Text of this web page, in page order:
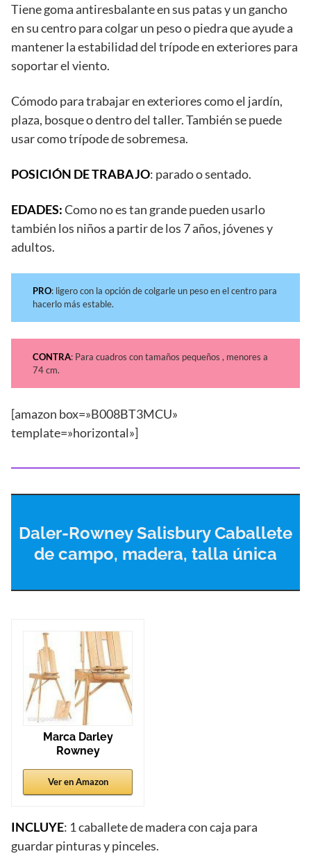
Tiene goma antiresbalante en sus patas y un gancho
en su centro para colgar un peso o piedra que ayude a
mantener la estabilidad del trípode en exteriores para
soportar el viento.
Cómodo para trabajar en exteriores como el jardín,
plaza, bosque o dentro del taller. También se puede
usar como trípode de sobremesa.
POSICIÓN DE TRABAJO: parado o sentado.
EDADES:Como no es tan grande pueden usarlo
también los niños a partir de los 7 años, jóvenes y
adultos.
PRO: ligero con la opción de colgarle un peso en el centro para
hacerlo más estable.
CONTRA: Para cuadros con tamaños pequeños , menores a
74 cm.
[amazon box=»B008BT3MCU»
template=»horizontal»]
Daler-Rowney Salisbury Caballete
de campo, madera, talla única
Marca Darley
Rowney
Ver en Amazon
INCLUYE: 1 caballete de madera con caja para
guardar pinturas y pinceles.